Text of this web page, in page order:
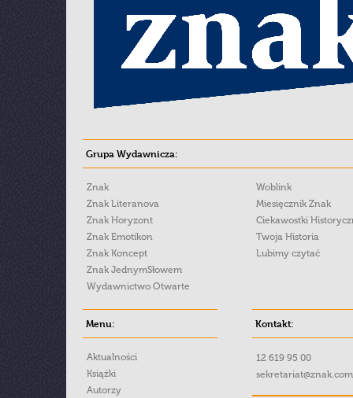
Grupa Wydawnicza:
Znak
Znak Literanova
Znak Horyzont
Znak Emotikon
Znak Koncept
Znak JednymSłowem
Wydawnictwo Otwarte
Woblink
Miesięcznik Znak
Ciekawostki
Twoja Historia
Lubimy czytać
Menu:
Aktualności
Książki
Autorzy
Kontakt:
12 619 95 00